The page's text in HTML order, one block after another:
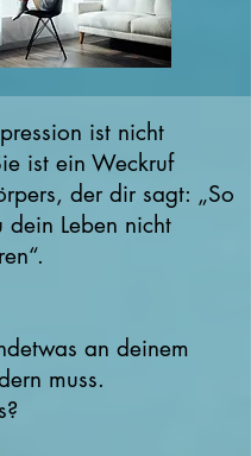
ist nicht
ist ein Weckruf
der dir sagt: „So
dein Leben nicht
an deinem
muss.